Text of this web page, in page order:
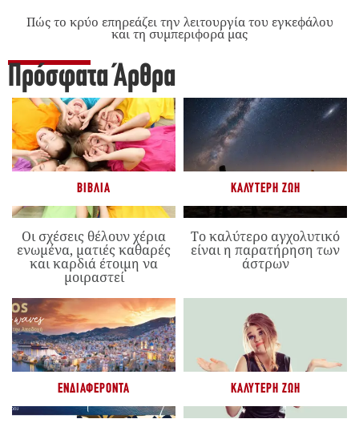
Πώς το κρύο επηρεάζει την λειτουργία του εγκεφάλου
και τη συμπεριφορά μας
Πρόσφατα Άρθρα
ΒΙΒΛΊΑ
Οι σχέσεις θέλουν χέρια
ενωμένα, ματιές καθαρές
και καρδιά έτοιμη να
μοιραστεί
ΚΑΛΎΤΕΡΗ ΖΩΉ
Το καλύτερο αγχολυτικό
είναι η παρατήρηση των
άστρων
ΕΝΔΙΑΦΈΡΟΝΤΑ ΚΑΛΎΤΕΡΗ ΖΩΉ